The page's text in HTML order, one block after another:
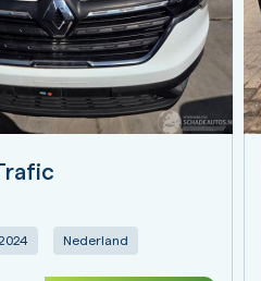
Nederland